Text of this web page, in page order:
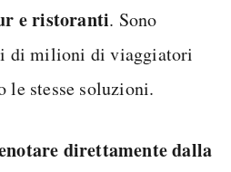
e ristoranti. Sono
di milioni di viaggiatori
le stesse soluzioni.
direttamente dalla